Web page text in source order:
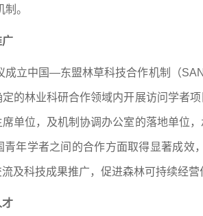
。
广
成立中国—东盟林草科技合作机制（
的林业科研合作领域内开展访问学者
单位，及机制协调办公室的落地单位
青年学者之间的合作方面取得显著成
及科技成果推广，促进森林可持续经营
才